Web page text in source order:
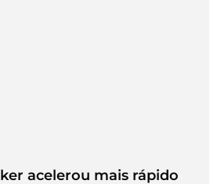
acelerou mais rápido